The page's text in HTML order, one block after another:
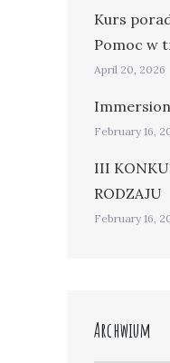
Kurs
Pomoc w
April 20, 2026
February 16,
III
RODZAJU
February 16,
Archwium